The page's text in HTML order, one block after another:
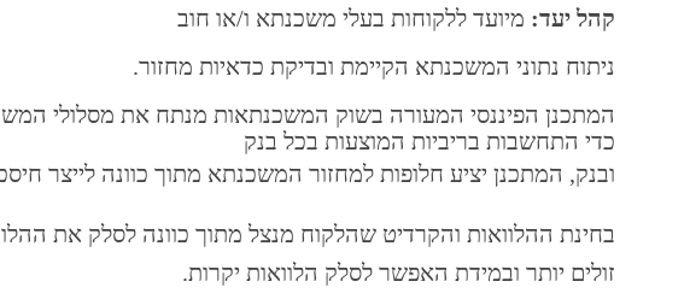
קהל יעד: מיועד ללקוחות בעלי משכנתא ו/או חוב
ניתוח נתוני המשכנתא הקיימת ובדיקת כדאיות מחזור.
המתכנן הפיננסי המעורה בשוק המשכנתאות מנתח את מסלולי
כדי התחשבות בריביות המוצעות בכל בנק
ובנק, המתכנן יציע חלופותלמחזור המשכנתא מתוך כוונהלייצר
בחינת ההלוואות והקרדיט שהלקוח מנצל מתוך כוונה לסלק את
זולים יותר ובמידת האפשר לסלק הלוואות יקרות.